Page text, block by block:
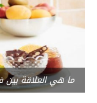
ما هي العلاقة بين